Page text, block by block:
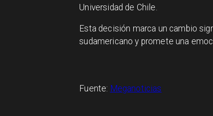
Universidad de Chile.
Esta decisión marca un cambio
sudamericano y promete una
Fuente: Meganoticias